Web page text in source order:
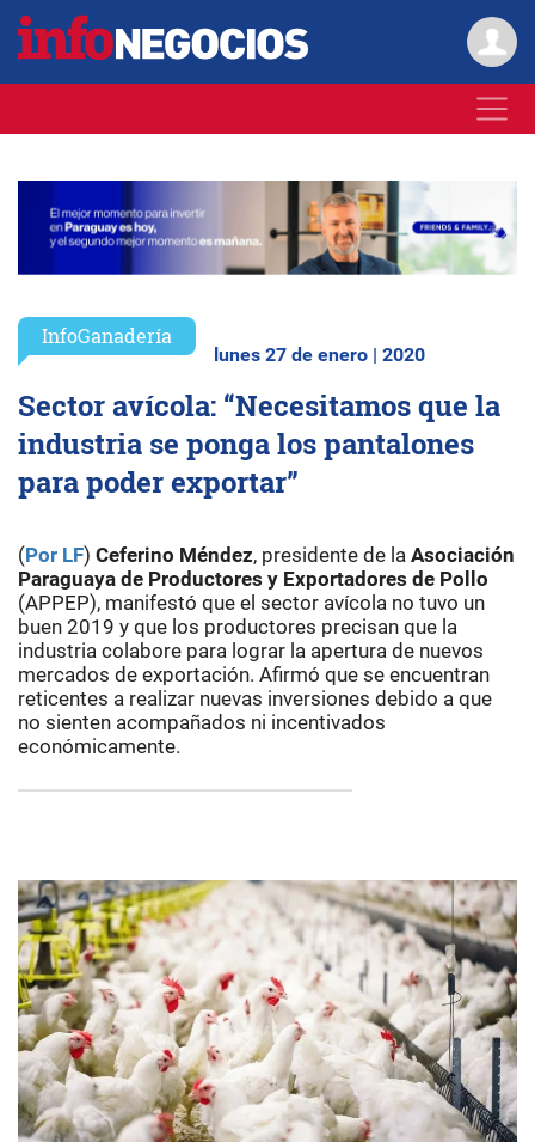
InfoGanadería
lunes 27 de enero | 2020
Sector avícola: “Necesitamos que la
industria se ponga los pantalones
para poder exportar”
(Por LF) Ceferino Méndez, presidente de la Asociación
Paraguaya de Productores y Exportadores de Pollo
(APPEP), manifestó que el sector avícola no tuvo un
buen 2019 y que los productores precisan que la
industria colabore para lograr la apertura de nuevos
mercados de exportación. Afirmó que se encuentran
reticentes a realizar nuevas inversiones debido a que
no sienten acompañados ni incentivados
económicamente.